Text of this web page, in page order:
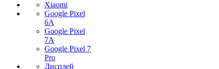
Xiaomi
Google Pixel
6A
Google Pixel
7А
Google Pixel 7
Pro
Дисплей